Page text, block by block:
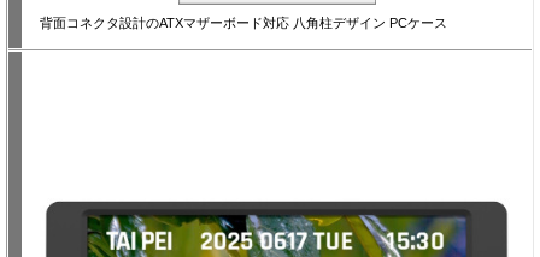
背面コネクタ設計のATXマザーボード対応 八角柱デザイン PCケース